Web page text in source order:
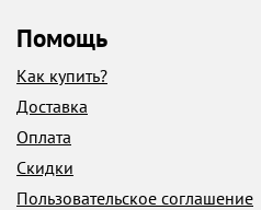
Помощь
Как купить?
Доставка
Оплата
Скидки
Пользовательское соглашение